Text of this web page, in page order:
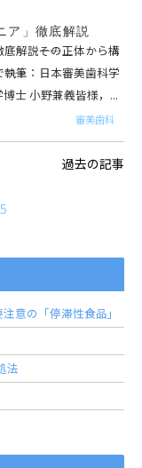
ア」徹底解説
解説――その正体から構
執筆：日本審美歯科学
士 小野兼義皆様，...
審美歯科
5
過去の記事
意の「停滞性食品」
法